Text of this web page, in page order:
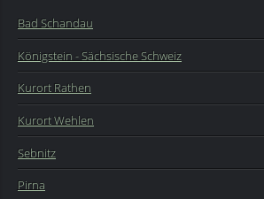
Bad Schandau
Königstein - Sächsische Schweiz
Kurort Rathen
Kurort Wehlen
Sebnitz
Pirna